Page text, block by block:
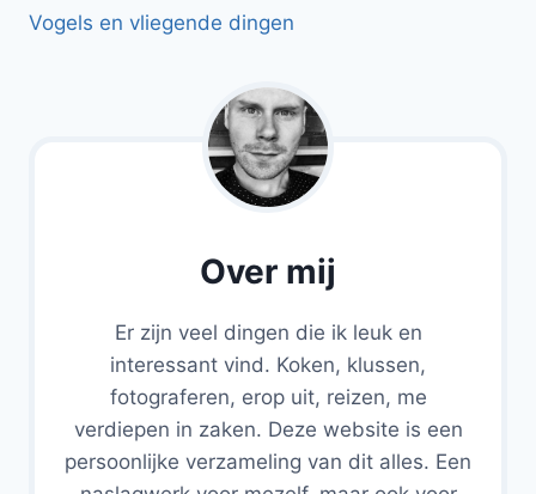
Vogels en vliegende dingen
Over mij
Er zijn veel dingen die ik leuk en
interessant vind. Koken, klussen,
fotograferen, erop uit, reizen, me
verdiepen in zaken. Deze website is een
persoonlijke verzameling van dit alles. Een